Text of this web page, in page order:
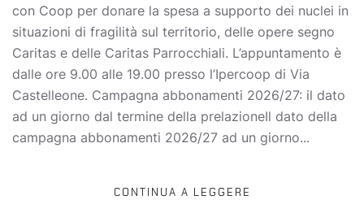
con Coop per donare la spesa a supporto dei nuclei in
situazioni di fragilità sul territorio, delle opere segno
Caritas e delle Caritas Parrocchiali. L’appuntamento è
dalle ore 9.00 alle 19.00 presso l’Ipercoop di Via
Castelleone. Campagna abbonamenti 2026/27: il dato
ad un giorno dal termine della prelazioneIl dato della
campagna abbonamenti 2026/27 ad un giorno...
CONTINUA A LEGGERE